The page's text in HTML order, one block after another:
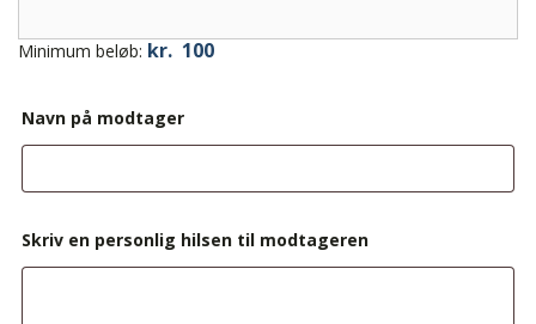
Minimum beløb: kr. 100
Navn på modtager
Skriv en personlig hilsen til modtageren